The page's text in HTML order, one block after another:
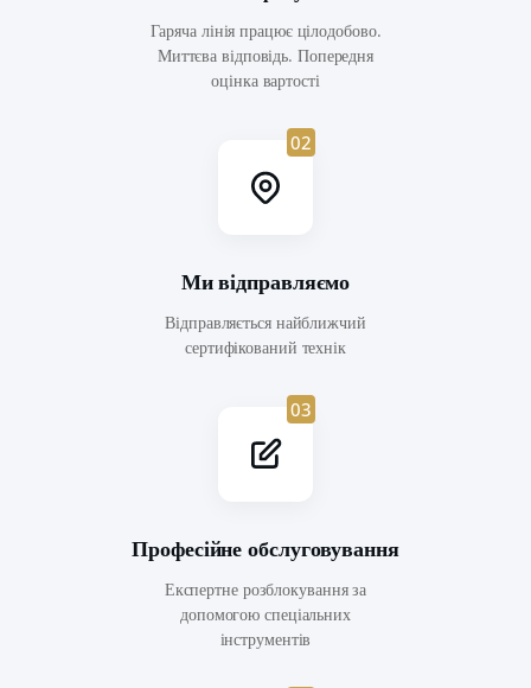
Гаряча лінія працює цілодобово.
Миттєва відповідь. Попередня
оцінка вартості
02
Ми відправляємо
Відправляється найближчий
сертифікований технік
03
Професійне обслуговування
Експертне розблокування за
допомогою спеціальних
інструментів